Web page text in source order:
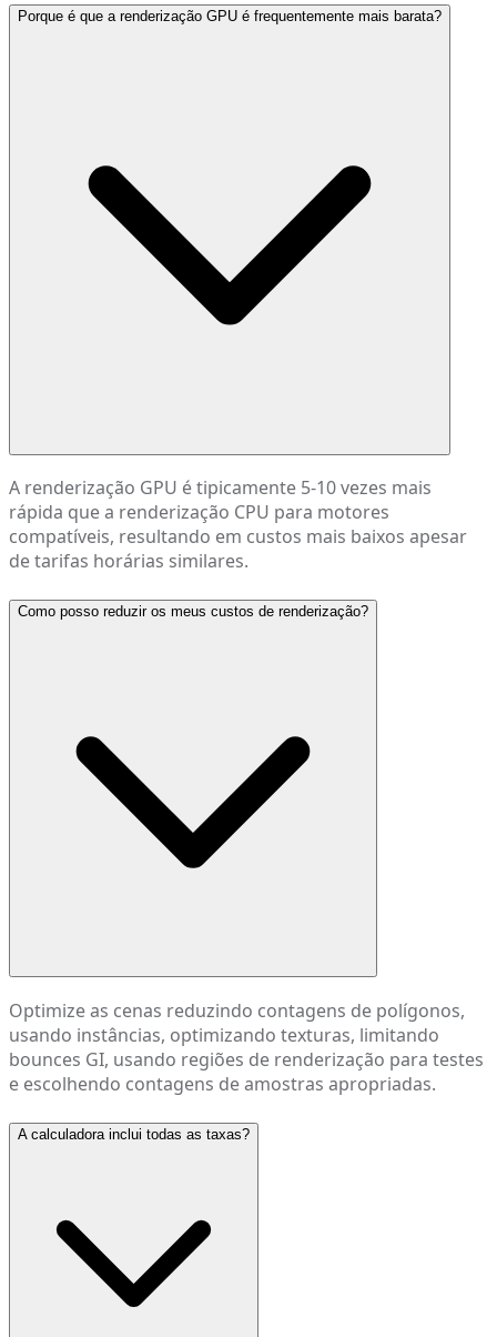
Porque é que a renderização GPU é frequentemente mais barata?
A renderização GPU é tipicamente 5-10 vezes mais
rápida que a renderização CPU para motores
compatíveis, resultando em custos mais baixos apesar
de tarifas horárias similares.
Como posso reduzir os meus custos de renderização?
Optimize as cenas reduzindo contagens de polígonos,
usando instâncias, optimizando texturas, limitando
bounces GI, usando regiões de renderização para testes
e escolhendo contagens de amostras apropriadas.
A calculadora inclui todas as taxas?